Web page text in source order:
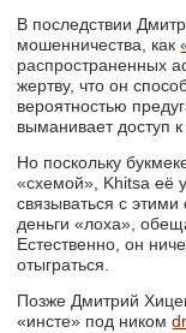
В последствии
мошенничества, как
распространенных
жертву, что он
вероятностью
выманивает доступ
Но поскольку
«схемой», Khitsa её
связываться с
деньги «лоха»,
Естественно, он
отыграться.
Позже Дмитрий
«инсте» под ником